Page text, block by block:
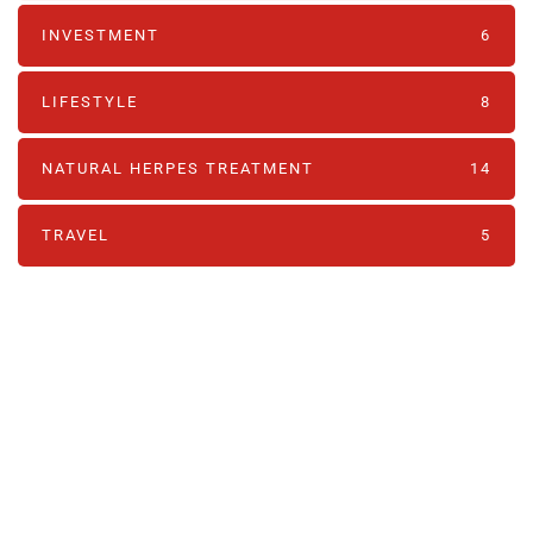
INVESTMENT 6
LIFESTYLE 8
NATURAL HERPES TREATMENT‎ 14
TRAVEL 5